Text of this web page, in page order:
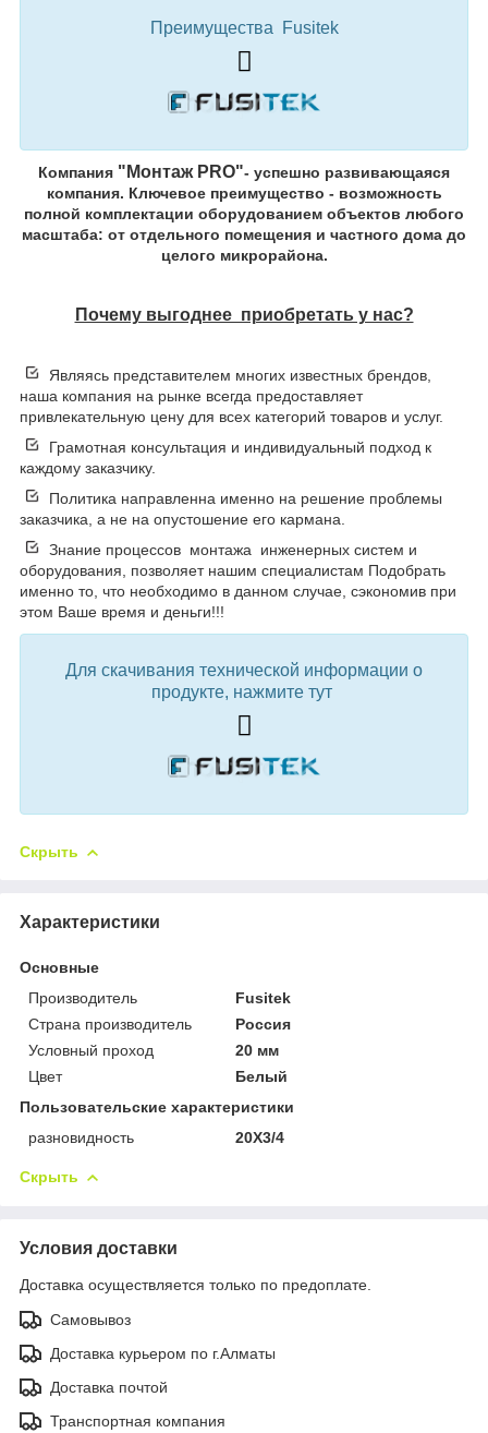
Преимущества Fusitek
Компания "Монтаж PRO"- успешно развивающаяся
компания. Ключевое преимущество - возможность
полной комплектации оборудованием объектов любого
масштаба: от отдельного помещения и частного дома до
целого микрорайона.
Почему выгоднее приобретать у нас?
Являясь представителем многих известных брендов,
наша компания на рынке всегда предоставляет
привлекательную цену для всех категорий товаров и услуг.
Грамотная консультация и индивидуальный подход к
каждому заказчику.
Политика направленна именно на решение проблемы
заказчика, а не на опустошение его кармана.
Знание процессов монтажа инженерных систем и
оборудования, позволяет нашим специалистам Подобрать
именно то, что необходимо в данном случае, сэкономив при
этом Ваше время и деньги!!!
Для скачивания технической информации о
продукте, нажмите тут
Скрыть
Характеристики
Основные
Производитель
Fusitek
Страна производитель
Россия
Условный проход
20 мм
Цвет
Белый
Пользовательские характеристики
разновидность
20Х3/4
Скрыть
Условия доставки
Доставка осуществляется только по предоплате.
Самовывоз
Доставка курьером по г.Алматы
Доставка почтой
Транспортная компания